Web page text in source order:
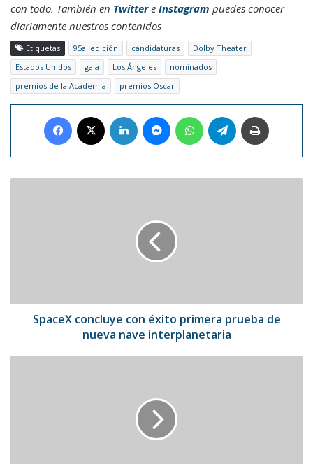
con todo. También en Twittere Instagram puedes conocer
diariamente nuestros contenidos
Etiquetas 95a. edición candidaturas
Dolby Theater
Estados Unidos
gala Los Ángeles
nominados
premios de la Academia
premios Oscar
Facebook LinkedIn MessengerWhatsAppTelegram
nave
interplanetaria
SpaceX concluye con éxito primera prueba de
nueva nave interplanetaria